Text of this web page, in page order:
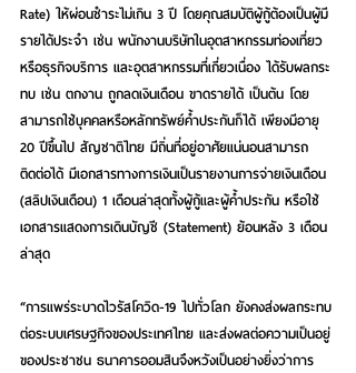
Rate) ให้ผ่อนชำระไม่เกิน 3 ปี โดยคุณสมบัติผู้กู้ต้องเป็นผู้มี
รายได้ประจำ เช่น พนักงานบริษัทในอุตสาหกรรมท่องเที่ยว
หรือธุรกิจบริการ และอุตสาหกรรมที่เกี่ยวเนื่อง ได้รับผลกระ
ทบ เช่น ตกงาน ถูกลดเงินเดือน ขาดรายได้ เป็นต้น โดย
สามารถใช้บุคคลหรือหลักทรัพย์ค้ำประกันก็ได้ เพียงมีอายุ
20 ปีขึ้นไป สัญชาติไทย มีถิ่นที่อยู่อาศัยแน่นอนสามารถ
ติดต่อได้ มีเอกสารทางการเงินเป็นรายงานการจ่ายเงินเดือน
(สลิปเงินเดือน) 1 เดือนล่าสุดทั้งผู้กู้และผู้ค้ำประกัน หรือใช้
เอกสารแสดงการเดินบัญชี (Statement) ย้อนหลัง 3 เดือน
ล่าสุด
“การแพร่ระบาดไวรัสโควิด-19 ไปทั่วโลก ยังคงส่งผลกระทบ
ต่อระบบเศรษฐกิจของประเทศไทย และส่งผลต่อความเป็นอยู่
ของประชาชน ธนาคารออมสินจึงหวังเป็นอย่างยิ่งว่าการ